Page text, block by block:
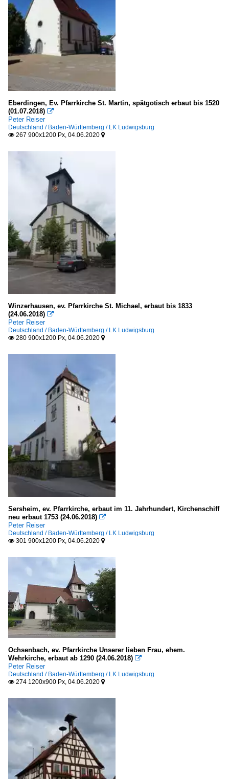
Eberdingen, Ev. Pfarrkirche St. Martin, spätgotisch erbaut bis 1520
(01.07.2018) 
Peter Reiser
Deutschland / Baden-Württemberg / LK Ludwigsburg
 267 900x1200 Px, 04.06.2020 
Winzerhausen, ev. Pfarrkirche St. Michael, erbaut bis 1833
(24.06.2018) 
Peter Reiser
Deutschland / Baden-Württemberg / LK Ludwigsburg
 280 900x1200 Px, 04.06.2020 
Sersheim, ev. Pfarrkirche, erbaut im 11. Jahrhundert, Kirchenschiff
neu erbaut 1753 (24.06.2018) 
Peter Reiser
Deutschland / Baden-Württemberg / LK Ludwigsburg
 301 900x1200 Px, 04.06.2020 
Ochsenbach, ev. Pfarrkirche Unserer lieben Frau, ehem.
Wehrkirche, erbaut ab 1290 (24.06.2018) 
Peter Reiser
Deutschland / Baden-Württemberg / LK Ludwigsburg
 274 1200x900 Px, 04.06.2020 